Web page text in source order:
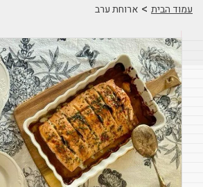
עמוד הבית > ארוחת ערב